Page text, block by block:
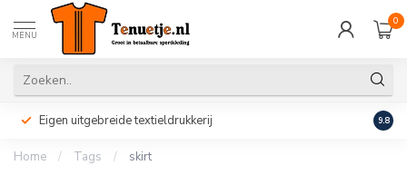
MENU
0
Eigen uitgebreide textieldrukkerij 9.8
Home / Tags / skirt